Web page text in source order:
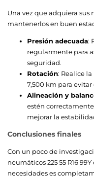
Una vez que adquiera sus
mantenerlos en buen
Presión adecuada:
regularmente para
seguridad.
Rotación: Realice
7,500 km para
Alineación y
estén
mejorar la
Conclusiones finales
Con un poco de
neumáticos 225 55 R16
necesidades es